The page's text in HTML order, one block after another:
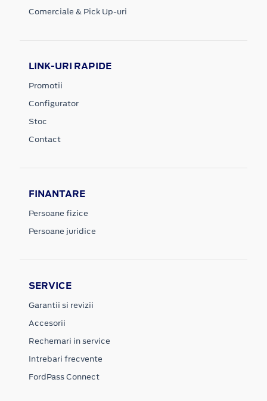
Comerciale & Pick Up-uri
LINK-URI RAPIDE
Promotii
Configurator
Stoc
Contact
FINANTARE
Persoane fizice
Persoane juridice
SERVICE
Garantii si revizii
Accesorii
Rechemari in service
Intrebari frecvente
FordPass Connect